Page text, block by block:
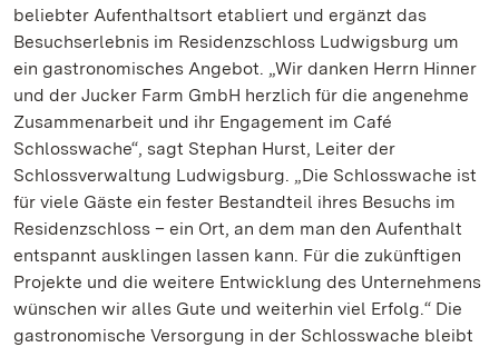
beliebter Aufenthaltsort etabliert und ergänzt das
Besuchserlebnis im Residenzschloss Ludwigsburg um
ein gastronomisches Angebot. „Wir danken Herrn Hinner
und der Jucker Farm GmbH herzlich für die angenehme
Zusammenarbeit und ihr Engagement im Café
Schlosswache“, sagt Stephan Hurst, Leiter der
Schlossverwaltung Ludwigsburg. „Die Schlosswache ist
für viele Gäste ein fester Bestandteil ihres Besuchs im
Residenzschloss – ein Ort, an dem man den Aufenthalt
entspannt ausklingen lassen kann. Für die zukünftigen
Projekte und die weitere Entwicklung des Unternehmens
wünschen wir alles Gute und weiterhin viel Erfolg.“ Die
gastronomische Versorgung in der Schlosswache bleibt